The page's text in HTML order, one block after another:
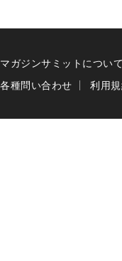
マガジンサミットについて
各種問い合わせ
利用